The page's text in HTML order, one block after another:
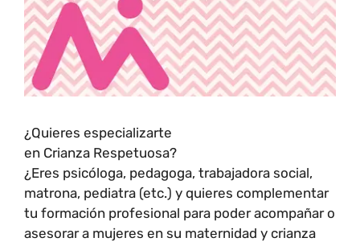
¿Quieres especializarte
en Crianza Respetuosa?
¿Eres psicóloga, pedagoga, trabajadora social,
matrona, pediatra (etc.) y quieres complementar
tu formación profesional para poder acompañar o
asesorar a mujeres en su maternidad y crianza